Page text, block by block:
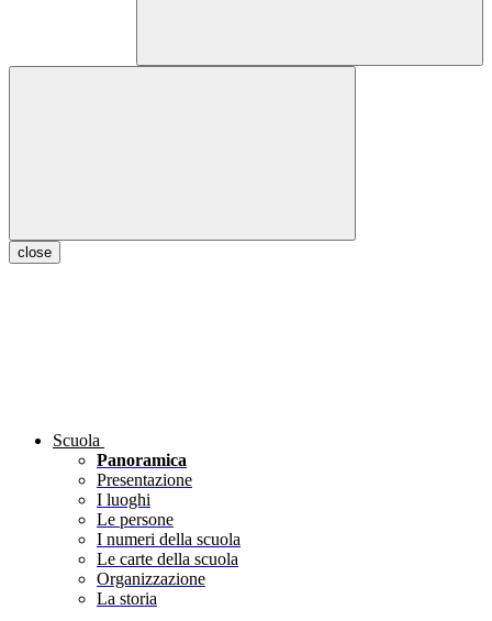
close
Scuola
Panoramica
Presentazione
I luoghi
Le persone
I numeri della scuola
Le carte della scuola
Organizzazione
La storia